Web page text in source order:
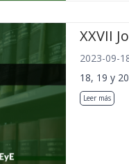
XXVII
2023-09-
18, 19 y
Leer más